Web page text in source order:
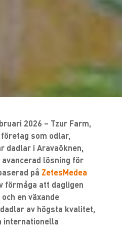
2026 – Tzur Farm,
som odlar,
dadlar i Aravaöknen,
lösning för
på ZetesMedea
förmåga att dagligen
en växande
av högsta kvalitet,
internationella